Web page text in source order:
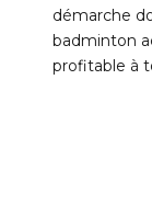
démarche
badminton
profitable à